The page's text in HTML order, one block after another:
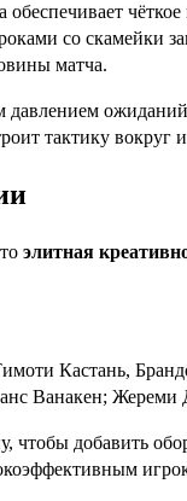
обеспечивает
со скамейки
матча.
давлением
тактику вокруг
элитная
Кастань,
Ванакен; Жереми
чтобы добавить